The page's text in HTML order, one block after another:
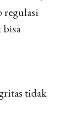
regulasi
bisa
tidak